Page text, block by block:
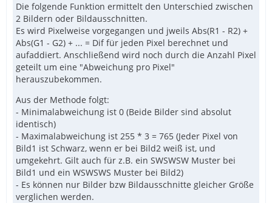
Die folgende Funktion ermittelt den Unterschied zwischen
2 Bildern oder Bildausschnitten.
Es wird Pixelweise vorgegangen und jweils Abs(R1 - R2) +
Abs(G1 - G2) + ... = Dif für jeden Pixel berechnet und
aufaddiert. Anschließend wird noch durch die Anzahl Pixel
geteilt um eine "Abweichung pro Pixel"
herauszubekommen.
Aus der Methode folgt:
- Minimalabweichung ist 0 (Beide Bilder sind absolut
identisch)
- Maximalabweichung ist 255 * 3 = 765 (Jeder Pixel von
Bild1 ist Schwarz, wenn er bei Bild2 weiß ist, und
umgekehrt. Gilt auch für z.B. ein SWSWSW Muster bei
Bild1 und ein WSWSWS Muster bei Bild2)
- Es können nur Bilder bzw Bildausschnitte gleicher Größe
verglichen werden.